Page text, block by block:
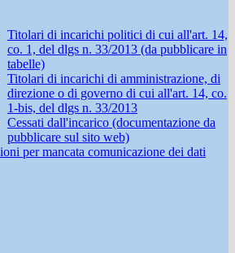
Titolari di incarichi politici di cui all'art. 14,
co. 1, del dlgs n. 33/2013 (da pubblicare in
tabelle)
Titolari di incarichi di amministrazione, di
direzione o di governo di cui all'art. 14, co.
1-bis, del dlgs n. 33/2013
Cessati dall'incarico (documentazione da
pubblicare sul sito web)
per mancata comunicazione dei dati